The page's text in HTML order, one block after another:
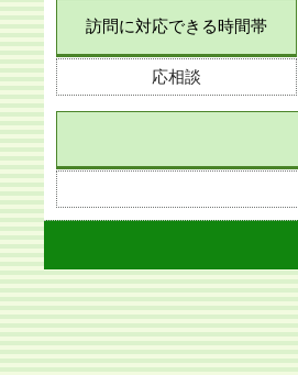
訪問に対応できる時間帯
応相談